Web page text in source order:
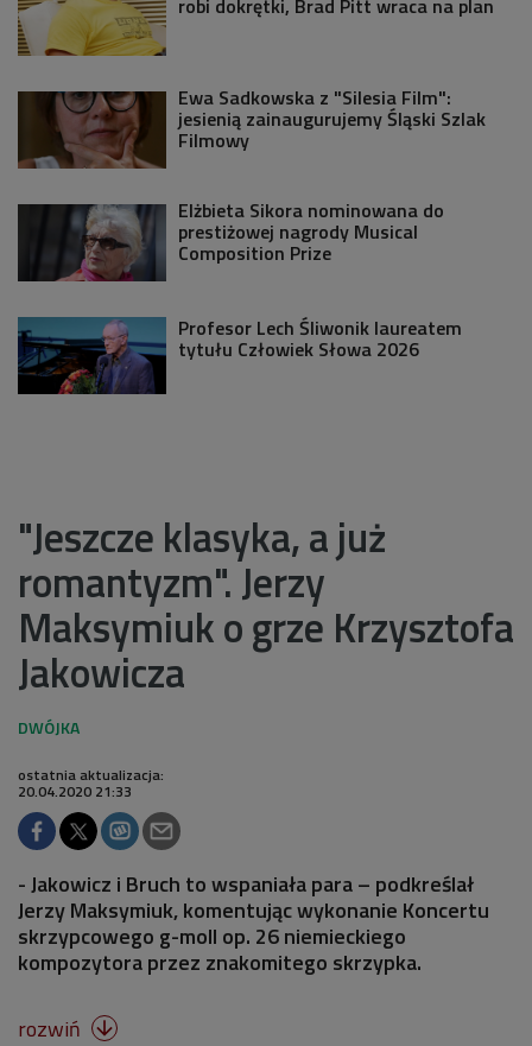
robi dokrętki, Brad Pitt wraca na plan
Ewa Sadkowska z "Silesia Film":
jesienią zainaugurujemy Śląski Szlak
Filmowy
Elżbieta Sikora nominowana do
prestiżowej nagrody Musical
Composition Prize
Profesor Lech Śliwonik laureatem
tytułu Człowiek Słowa 2026
"Jeszcze klasyka, a już
romantyzm". Jerzy
Maksymiuk o grze Krzysztofa
Jakowicza
ostatnia aktualizacja:
20.04.2020 21:33
- Jakowicz i Bruch to wspaniała para – podkreślał
Jerzy Maksymiuk, komentując wykonanie Koncertu
skrzypcowego g-moll op. 26 niemieckiego
kompozytora przez znakomitego skrzypka.
rozwiń 